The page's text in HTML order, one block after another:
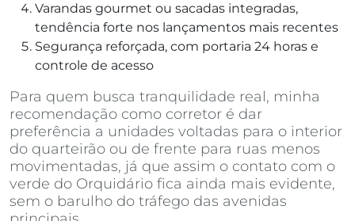
Varandas gourmet ou sacadas integradas,
tendência forte nos lançamentos mais recentes
Segurança reforçada, com portaria 24 horas e
controle de acesso
Para quem busca tranquilidade real, minha
recomendação como corretor é dar
preferência a unidades voltadas para o interior
do quarteirão ou de frente para ruas menos
movimentadas, já que assim o contato com o
verde do Orquidário fica ainda mais evidente,
sem o barulho do tráfego das avenidas